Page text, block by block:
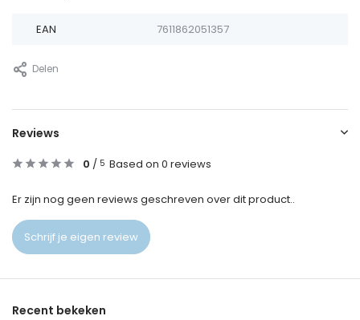
EAN 7611862051357
Delen
Reviews
0 / 5 Based on 0 reviews
Er zijn nog geen reviews geschreven over dit product..
Schrijf je eigen review
Recent bekeken